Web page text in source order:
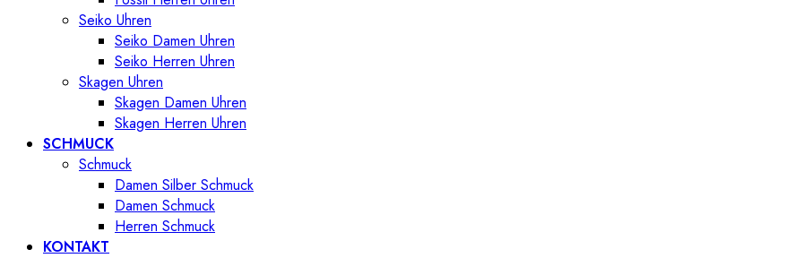
Seiko Uhren
Seiko Damen Uhren
Seiko Herren Uhren
Skagen Uhren
Skagen Damen Uhren
Skagen Herren Uhren
SCHMUCK
Schmuck
Damen Silber Schmuck
Damen Schmuck
Herren Schmuck
KONTAKT